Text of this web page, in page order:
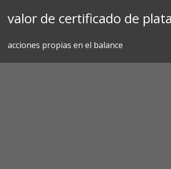
valor de certificado de
acciones propias en el balance